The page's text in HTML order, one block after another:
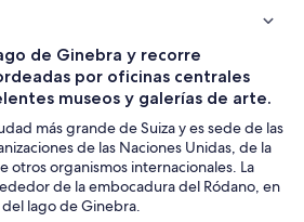
de Ginebra y recorre
por oficinas centrales
museos y galerías de arte.
más grande de Suiza y es sede de las
de las Naciones Unidas, de la
otros organismos internacionales. La
de la embocadura del Ródano, en
lago de Ginebra.